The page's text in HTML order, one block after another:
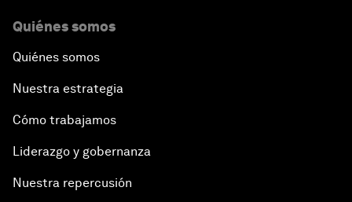
Quiénes somos
Quiénes somos
Nuestra estrategia
Cómo trabajamos
Liderazgo y gobernanza
Nuestra repercusión